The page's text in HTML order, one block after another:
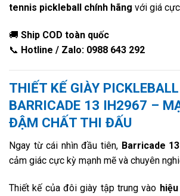
tennis pickleball chính hãng với giá
🚚 Ship COD toàn quốc
📞 Hotline / Zalo: 0988 643 292
THIẾT KẾ GIÀY
BARRICADE 13 IH2967 –
ĐẬM CHẤT THI ĐẤU
Ngay từ cái nhìn đầu tiên, Barricade
cảm giác cực kỳ mạnh mẽ và chuyên
Thiết kế của đôi giày tập trung vào